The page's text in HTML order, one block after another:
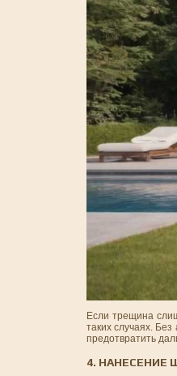
Если трещина
таких случаях.
предотвратить
4. НАНЕСЕНИЕ